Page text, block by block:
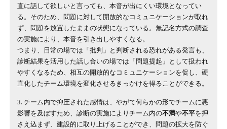
直に話して欲しいと言っても、本音が出にくい環境となってい
る。そのため、問題に対して開放的なコミュニケーションが取れ
ず、問題を放置したままの状態になっている。無記名方式の調査
の実施により、本音を引き出しやすくなる。
つまり、日常の場では「批判」と判断される恐れがある発言も、
診断結果を活用した話し合いの場では「問題提起」として扱われ
やすくなるため、相互の開放的なコミュニケーションを促し、硬
直化したチーム環境を変化させるきっかけを得ることができる。
3. チーム内で抑圧された感情は、やがて何らかの形でチームに悪
影響を及ぼすため、診断の実施によりチーム内の不満や不平を押
さえ込まず、建設的に取り上げることができ、問題の拡大を防ぐ